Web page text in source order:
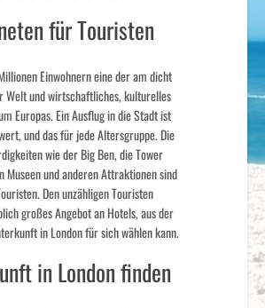
für Touristen
Einwohnern eine der am dicht
Welt und wirtschaftliches, kulturelles
Europas. Ein Ausflug in die Stadt ist
und das für jede Altersgruppe. Die
wie der Big Ben, die Tower
Museen und anderen Attraktionen sind
Den unzähligen Touristen
großes Angebot an Hotels, aus der
in London für sich wählen kann.
in London finden